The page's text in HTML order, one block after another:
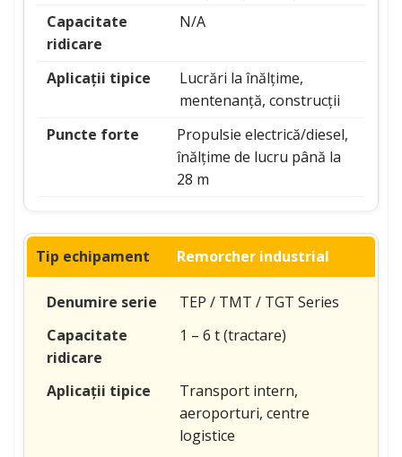
N/A
Lucrări la înălțime,
mentenanță, construcții
Propulsie electrică/diesel,
înălțime de lucru până la
28 m
Remorcher industrial
TEP / TMT / TGT Series
1 – 6 t (tractare)
Transport intern,
aeroporturi, centre
logistice